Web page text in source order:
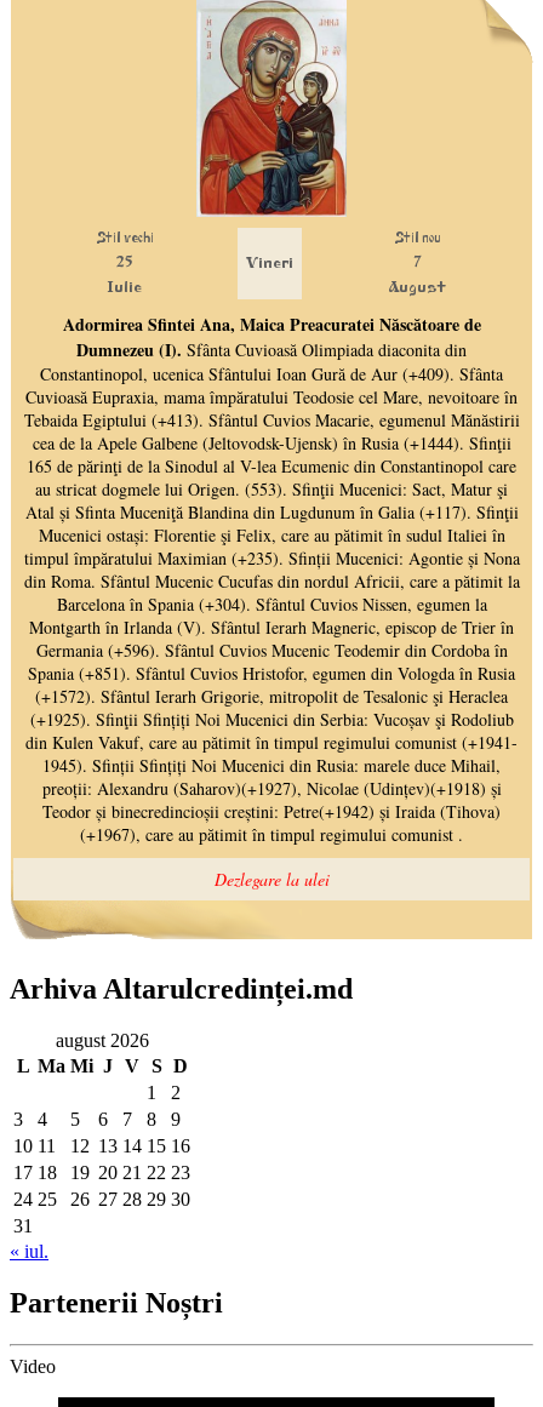
Arhiva Altarulcredinței.md
august 2026
L Ma Mi J V S D
1
2
3
4 5 6 7 8
9
10 11 12 13 14 15 16
17 18 19 20 21 22 23
24 25 26 27 28 29 30
31
« iul.
Partenerii Noștri
Video